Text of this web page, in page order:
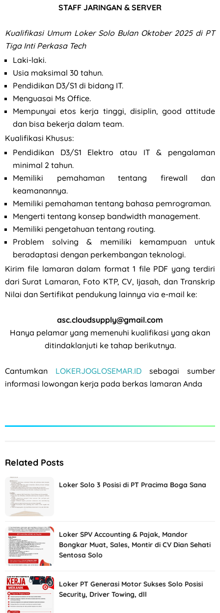
STAFF JARINGAN & SERVER
Kualifikasi Umum Loker Solo Bulan Oktober 2025 di PT
Tiga Inti Perkasa Tech
Laki-laki.
Usia maksimal 30 tahun.
Pendidikan D3/S1 di bidang IT.
Menguasai Ms Office.
Mempunyai etos kerja tinggi, disiplin, good attitude
dan bisa bekerja dalam team.
Kualifikasi Khusus:
Pendidikan D3/S1 Elektro atau IT & pengalaman
minimal 2 tahun.
Memiliki pemahaman tentang firewall dan
keamanannya.
Memiliki pemahaman tentang bahasa pemrograman.
Mengerti tentang konsep bandwidth management.
Memiliki pengetahuan tentang routing.
Problem solving & memiliki kemampuan untuk
beradaptasi dengan perkembangan teknologi.
Kirim file lamaran dalam format 1 file PDF yang terdiri
dari Surat Lamaran, Foto KTP, CV, Ijasah, dan Transkrip
Nilai dan Sertifikat pendukung lainnya via e-mail ke:
asc.cloudsupply@gmail.com
Hanya pelamar yang memenuhi kualifikasi yang akan
ditindaklanjuti ke tahap berikutnya.
Cantumkan LOKERJOGLOSEMAR.ID sebagai sumber
informasi lowongan kerja pada berkas lamaran Anda
Related Posts
Loker Solo 3 Posisi di PT Pracima Boga Sana
Loker SPV Accounting & Pajak, Mandor
Bongkar Muat, Sales, Montir di CV Dian Sehati
Sentosa Solo
Loker PT Generasi Motor Sukses Solo Posisi
Security, Driver Towing, dll